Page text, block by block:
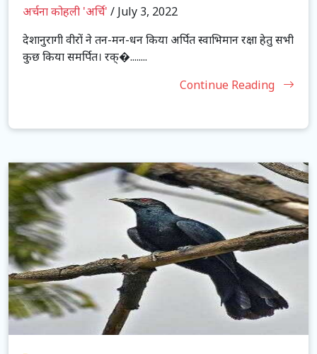
अर्चना कोहली 'अर्चि' / July 3, 2022
देशानुरागी वीरों ने तन-मन-धन किया अर्पित स्वाभिमान रक्षा हेतु सभी
कुछ किया समर्पित। रक्�........
Continue Reading